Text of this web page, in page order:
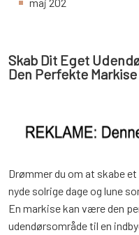
Skab Dit Eget
Den Perfekte Markise
Drømmer du om at skabe
nyde solrige dage og lune
En markise kan være den
udendørsområde til en